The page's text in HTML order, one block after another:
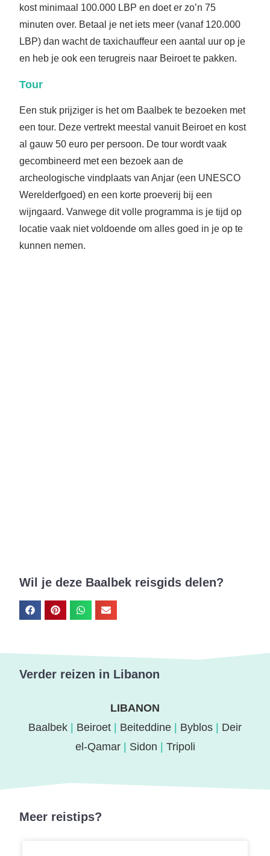
kost minimaal 100.000 LBP en doet er zo’n 75
minuten over. Betaal je net iets meer (vanaf 120.000
LBP) dan wacht de taxichauffeur een aantal uur op je
en heb je ook een terugreis naar Beiroet te pakken.
Tour
Een stuk prijziger is het om Baalbek te bezoeken met
een tour. Deze vertrekt meestal vanuit Beiroet en kost
al gauw 50 euro per persoon. De tour wordt vaak
gecombineerd met een bezoek aan de
archeologische vindplaats van Anjar (een UNESCO
Werelderfgoed) en een korte proeverij bij een
wijngaard. Vanwege dit volle programma is je tijd op
locatie vaak niet voldoende om alles goed in je op te
kunnen nemen.
Wil je deze Baalbek reisgids delen?
Verder reizen in Libanon
LIBANON
Baalbek | Beiroet | Beiteddine | Byblos | Deir
el-Qamar | Sidon | Tripoli
Meer reistips?